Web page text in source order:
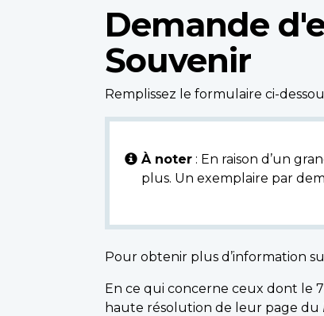
Demande
Souvenir
Remplissez le formulaire ci-
À noter : En raison d’un
plus. Un exemplaire par
Pour obtenir plus d’information
En ce qui concerne ceux dont le 7
haute résolution de leur page du